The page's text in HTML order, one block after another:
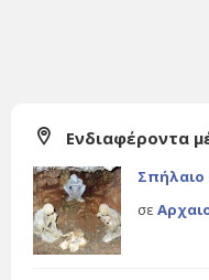
Ενδιαφέροντα
Σπήλαιο
σε